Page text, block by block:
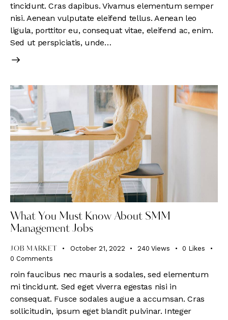
tincidunt. Cras dapibus. Vivamus elementum semper
nisi. Aenean vulputate eleifend tellus. Aenean leo
ligula, porttitor eu, consequat vitae, eleifend ac, enim.
Sed ut perspiciatis, unde…
What You Must Know About SMM
Management Jobs
JOB MARKET October 21, 2022 240 Views 0 Likes
0 Comments
roin faucibus nec mauris a sodales, sed elementum
mi tincidunt. Sed eget viverra egestas nisi in
consequat. Fusce sodales augue a accumsan. Cras
sollicitudin, ipsum eget blandit pulvinar. Integer